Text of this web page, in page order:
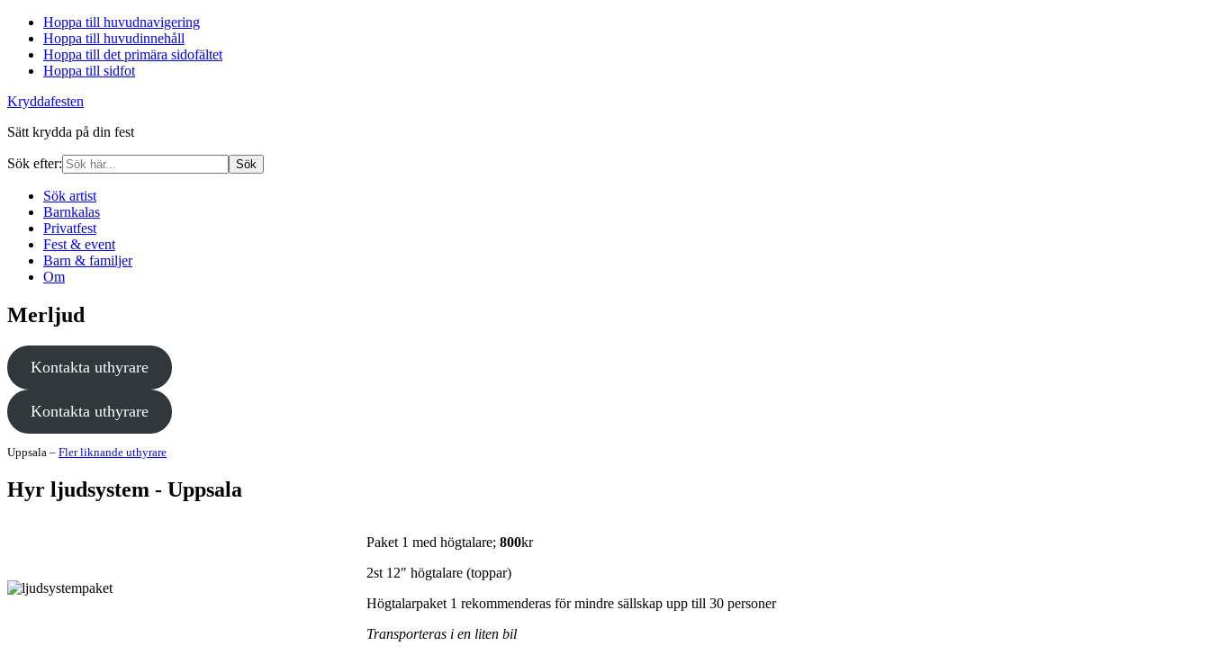
Hoppa till huvudnavigering
Hoppa till huvudinnehåll
Hoppa till det primära sidofältet
Hoppa till sidfot
Kryddafesten
Sätt krydda på din fest
Sök efter:
Sök artist
Barnkalas
Privatfest
Fest & event
Barn & familjer
Om
Primärt
Merljud
Kontakta uthyrare
Kontakta uthyrare
Uppsala – Fler liknande uthyrare
Hyr ljudsystem - Uppsala
Paket 1 med högtalare;800kr
2st 12″ högtalare (toppar)
Högtalarpaket 1 rekommenderas för mindre sällskap upp till 30 personer
Transporteras i en liten bil